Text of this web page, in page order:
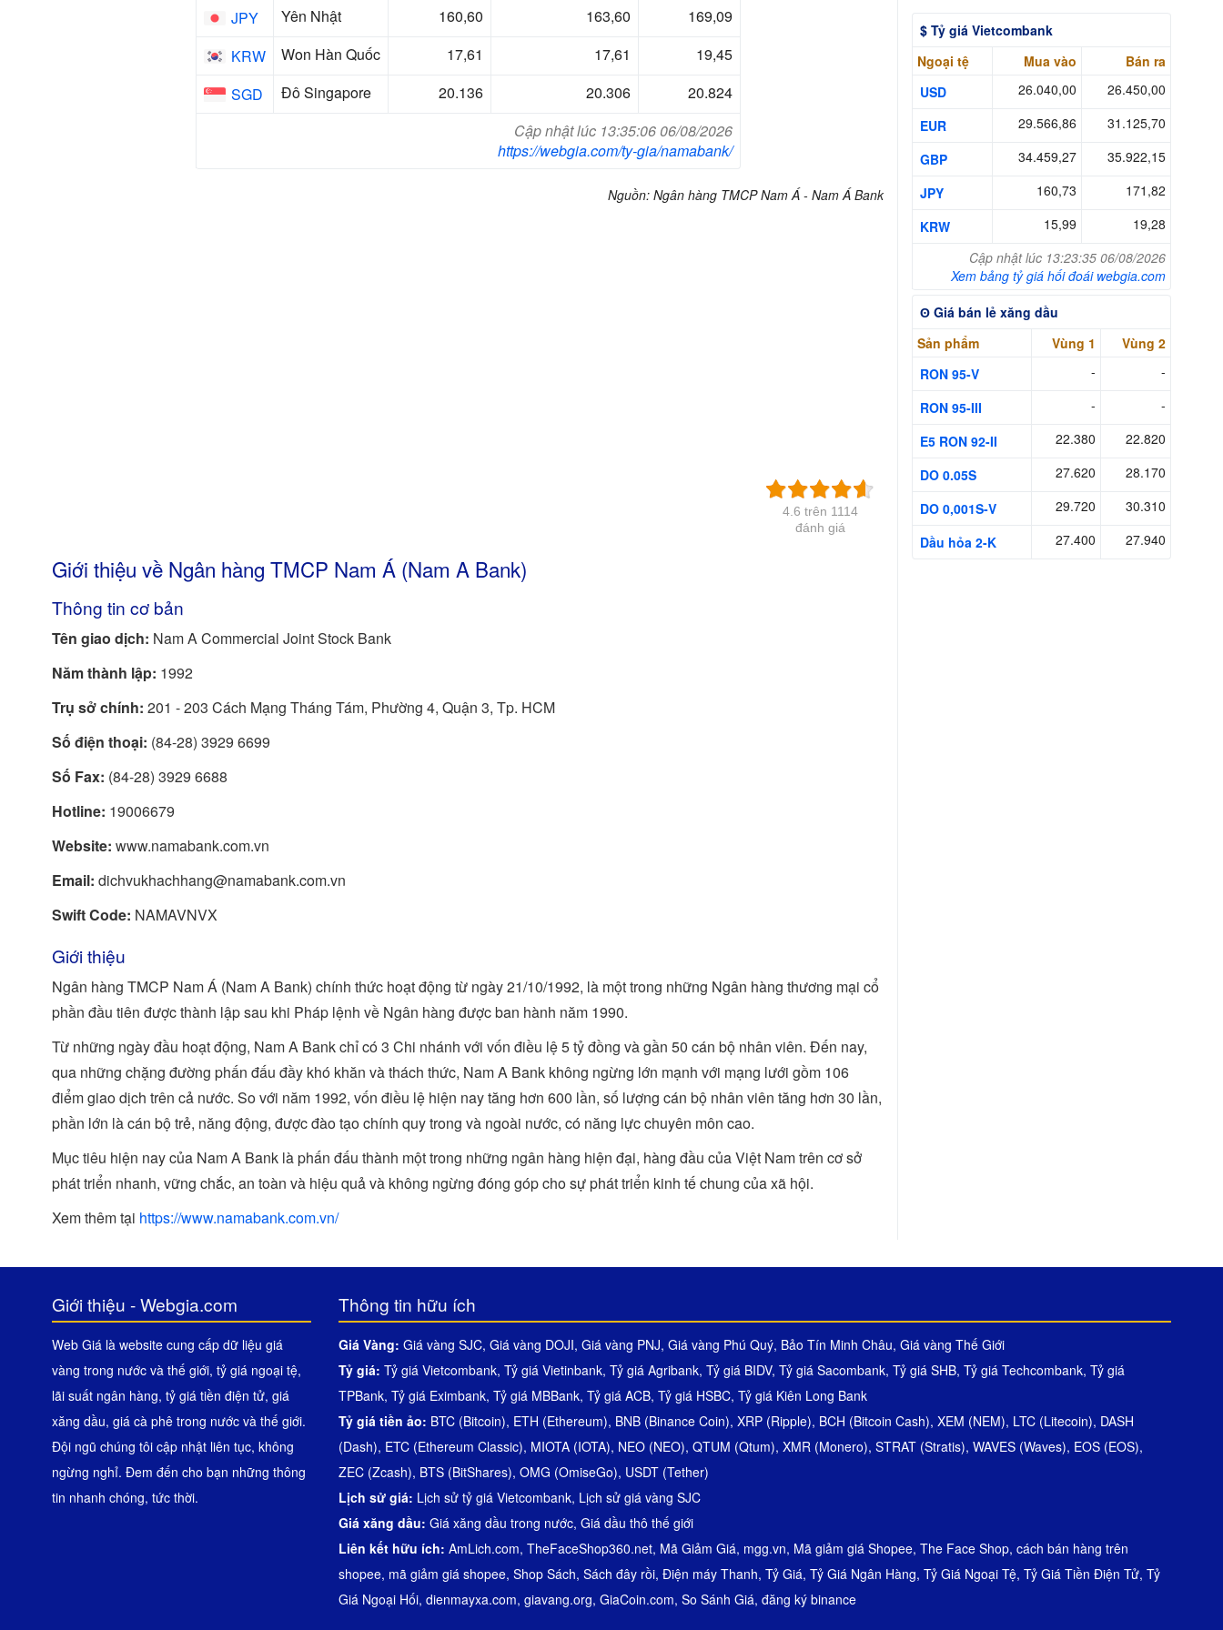
JPY
Yên Nhật , 3, 9, 9
KRW
Won Hàn Quốc 17,61 17,61
19,45
SGD
Đô Singapore 20.136 20.306
20.824
Cập nhật lúc 13:35:06 06/08/2026
https://webgia.com/ty-gia/namabank/
Nguồn: Ngân hàng TMCP Nam Á - Nam Á Bank
4.6 trên 1114
đánh giá
Giới thiệu về Ngân hàng TMCP Nam Á (Nam A Bank)
Thông tin cơ bản
Tên giao dịch: Nam A Commercial Joint Stock Bank
Năm thành lập: 1992
Trụ sở chính: 201 - 203 Cách Mạng Tháng Tám, Phường 4, Quận 3, Tp. HCM
Số điện thoại: (84-28) 3929 6699
Số Fax: (84-28) 3929 6688
Hotline: 19006679
Website: www.namabank.com.vn
Email: dichvukhachhang@namabank.com.vn
Swift Code: NAMAVNVX
Giới thiệu
Ngân hàng TMCP Nam Á (Nam A Bank) chính thức hoạt động từ ngày 21/10/1992, là một trong những Ngân hàng thương mại cổ
phần đầu tiên được thành lập sau khi Pháp lệnh về Ngân hàng được ban hành năm 1990.
Từ những ngày đầu hoạt động, Nam A Bank chỉ có 3 Chi nhánh với vốn điều lệ 5 tỷ đồng và gần 50 cán bộ nhân viên. Đến nay,
qua những chặng đường phấn đấu đầy khó khăn và thách thức, Nam A Bank không ngừng lớn mạnh với mạng lưới gồm 106
điểm giao dịch trên cả nước. So với năm 1992, vốn điều lệ hiện nay tăng hơn 600 lần, số lượng cán bộ nhân viên tăng hơn 30 lần,
phần lớn là cán bộ trẻ, năng động, được đào tạo chính quy trong và ngoài nước, có năng lực chuyên môn cao.
Mục tiêu hiện nay của Nam A Bank là phấn đấu thành một trong những ngân hàng hiện đại, hàng đầu của Việt Nam trên cơ sở
phát triển nhanh, vững chắc, an toàn và hiệu quả và không ngừng đóng góp cho sự phát triển kinh tế chung của xã hội.
Xem thêm tại https://www.namabank.com.vn/
$ Tỷ giá Vietcombank
Ngoại tệ
Mua vào
Bán ra
USD
26.040,00
26.450,00
EUR
29.566,86
31.125,70
GBP
34.459,27
35.922,15
JPY
160,73
171,82
KRW
15,99
19,28
Cập nhật lúc 13:23:35 06/08/2026
Xem bảng tỷ giá hối đoái webgia.com
ʘ Giá bán lẻ xăng dầu
Sản phẩm
Vùng 1
Vùng 2
RON 95-V
-
-
RON 95-III
-
-
E5 RON 92-II
22.380
22.820
DO 0.05S
27.620
28.170
DO 0,001S-V
29.720
30.310
Dầu hỏa 2-K
27.400 27.940
Giới thiệu - Webgia.com
Web Giá là website cung cấp dữ liệu giá
vàng trong nước và thế giới, tỷ giá ngoại tệ,
lãi suất ngân hàng, tỷ giá tiền điện tử, giá
xăng dầu, giá cà phê trong nước và thế giới.
Đội ngũ chúng tôi cập nhật liên tục, không
ngừng nghỉ. Đem đến cho bạn những thông
tin nhanh chóng, tức thời.
Thông tin hữu ích
Giá Vàng: Giá vàng SJC, Giá vàng DOJI, Giá vàng PNJ, Giá vàng Phú Quý, Bảo Tín Minh Châu, Giá vàng Thế Giới
Tỷ giá: Tỷ giá Vietcombank, Tỷ giá Vietinbank, Tỷ giá Agribank, Tỷ giá BIDV, Tỷ giá Sacombank, Tỷ giá SHB, Tỷ giá Techcombank, Tỷ giá
TPBank, Tỷ giá Eximbank, Tỷ giá MBBank, Tỷ giá ACB, Tỷ giá HSBC, Tỷ giá Kiên Long Bank
Tỷ giá tiền ảo: BTC (Bitcoin), ETH (Ethereum), BNB (Binance Coin), XRP (Ripple), BCH (Bitcoin Cash), XEM (NEM), LTC (Litecoin), DASH
(Dash), ETC (Ethereum Classic), MIOTA (IOTA), NEO (NEO), QTUM (Qtum), XMR (Monero), STRAT (Stratis), WAVES (Waves), EOS (EOS),
ZEC (Zcash), BTS (BitShares), OMG (OmiseGo), USDT (Tether)
Lịch sử giá: Lịch sử tỷ giá Vietcombank, Lịch sử giá vàng SJC
Giá xăng dầu: Giá xăng dầu trong nước, Giá dầu thô thế giới
Liên kết hữu ích: AmLich.com, TheFaceShop360.net, Mã Giảm Giá, mgg.vn, Mã giảm giá Shopee, The Face Shop, cách bán hàng trên
shopee, mã giảm giá shopee, Shop Sách, Sách đây rồi, Điện máy Thanh, Tỷ Giá, Tỷ Giá Ngân Hàng, Tỷ Giá Ngoại Tệ, Tỷ Giá Tiền Điện Tử, Tỷ
Giá Ngoại Hối, dienmayxa.com, giavang.org, GiaCoin.com, So Sánh Giá, đăng ký binance